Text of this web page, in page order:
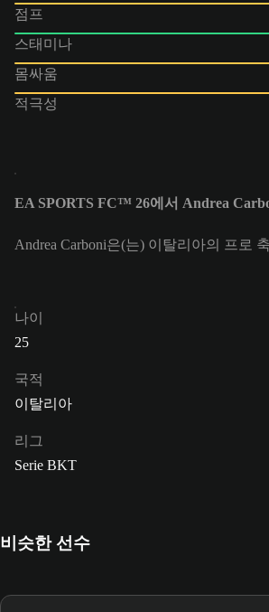
점프
스태미나
몸싸움
적극성
EA SPORTS FC™ 26에서 Andrea
Andrea Carboni은(는) 이탈리아의 프로
나이
25
국적
이탈리아
리그
Serie BKT
비슷한 선수